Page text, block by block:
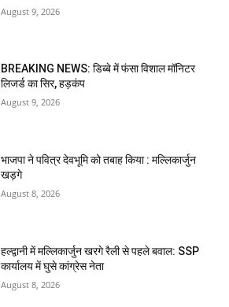
August 9, 2026
BREAKING NEWS: डिब्बे में फंसा विशाल मॉनिटर
लिजर्ड का सिर, हड़कंप
August 9, 2026
भाजपा ने पवित्र देवभूमि को तबाह किया : मल्लिकार्जुन
खड़गे
August 8, 2026
हल्द्वानी में मल्लिकार्जुन खरगे रैली से पहले बवाल: SSP
कार्यालय में घुसे कांग्रेस नेता
August 8, 2026